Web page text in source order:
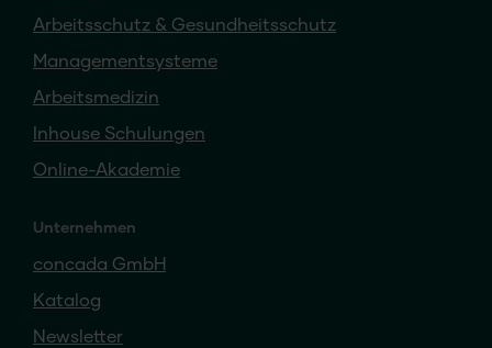
Arbeitsschutz & Gesundheitsschutz
Managementsysteme
Arbeitsmedizin
Inhouse Schulungen
Online-Akademie
Unternehmen
concada GmbH
Katalog
Newsletter